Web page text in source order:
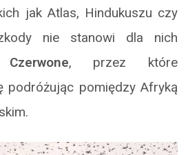
jak Atlas, Hindukuszu czy
nie stanowi dla nich
, przez które
podróżując pomiędzy Afryką